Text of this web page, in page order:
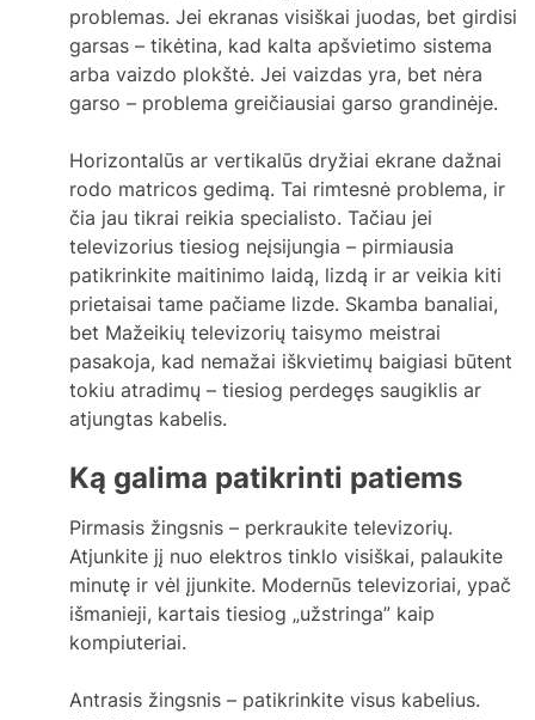
problemas. Jei ekranas visiškai juodas, bet girdisi
garsas – tikėtina, kad kalta apšvietimo sistema
arba vaizdo plokštė. Jei vaizdas yra, bet nėra
garso – problema greičiausiai garso grandinėje.
Horizontalūs ar vertikalūs dryžiai ekrane dažnai
rodo matricos gedimą. Tai rimtesnė problema, ir
čia jau tikrai reikia specialisto. Tačiau jei
televizorius tiesiog neįsijungia – pirmiausia
patikrinkite maitinimo laidą, lizdą ir ar veikia kiti
prietaisai tame pačiame lizde. Skamba banaliai,
bet Mažeikių televizorių taisymo meistrai
pasakoja, kad nemažai iškvietimų baigiasi būtent
tokiu atradimų – tiesiog perdegęs saugiklis ar
atjungtas kabelis.
Ką galima patikrinti patiems
Pirmasis žingsnis – perkraukite televizorių.
Atjunkite jį nuo elektros tinklo visiškai, palaukite
minutę ir vėl įjunkite. Modernūs televizoriai, ypač
išmanieji, kartais tiesiog „užstringa” kaip
kompiuteriai.
Antrasis žingsnis – patikrinkite visus kabelius.